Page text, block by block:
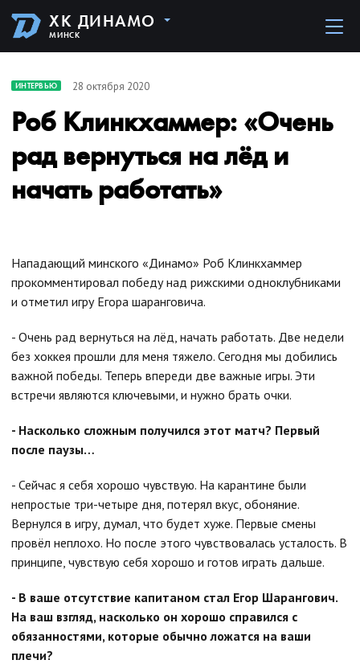
ХК ДИНАМО
МИНСК
ИНТЕРВЬЮ 28 октября 2020
Роб Клинкхаммер: «Очень
рад вернуться на лёд и
начать работать»
Нападающий минского «Динамо» Роб Клинкхаммер
прокомментировал победу над рижскими одноклубниками
и отметил игру Егора шаранговича.
- Очень рад вернуться на лёд, начать работать. Две недели
без хоккея прошли для меня тяжело. Сегодня мы добились
важной победы. Теперь впереди две важные игры. Эти
встречи являются ключевыми, и нужно брать очки.
- Насколько сложным получился этот матч? Первый
после паузы…
- Сейчас я себя хорошо чувствую. На карантине были
непростые три-четыре дня, потерял вкус, обоняние.
Вернулся в игру, думал, что будет хуже. Первые смены
провёл неплохо. Но после этого чувствовалась усталость. В
принципе, чувствую себя хорошо и готов играть дальше.
- В ваше отсутствие капитаном стал Егор Шарангович.
На ваш взгляд, насколько он хорошо справился с
обязанностями, которые обычно ложатся на ваши
плечи?